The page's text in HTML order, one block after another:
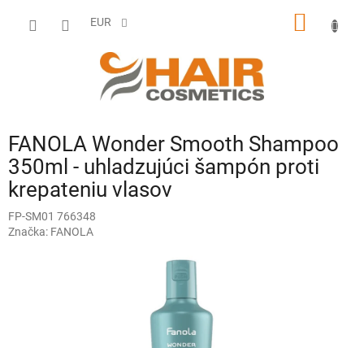
EUR
FANOLA Wonder Smooth Shampoo
350ml - uhladzujúci šampón proti
krepateniu vlasov
FP-SM01 766348
Značka: FANOLA